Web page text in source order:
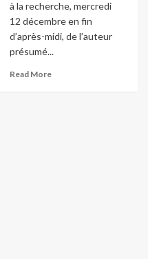
à la recherche, mercredi
12 décembre en fin
d’après-midi, de l’auteur
présumé...
Read More